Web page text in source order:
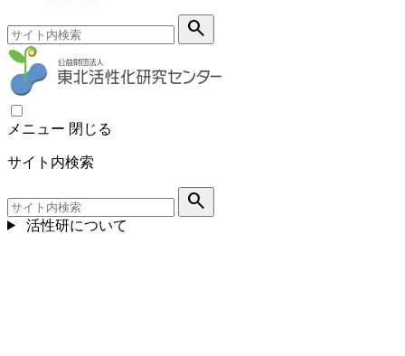
search
メニュー 閉じる
サイト内検索
search
活性研について